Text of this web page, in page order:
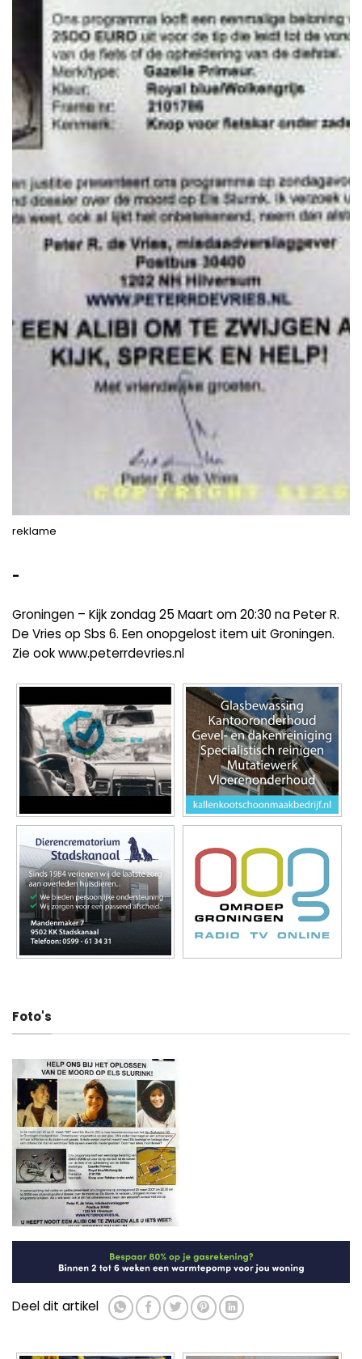
reklame
-
Groningen – Kijk zondag 25 Maart om 20:30 na Peter R.
De Vries op Sbs 6. Een onopgelost item uit Groningen.
Zie ook www.peterrdevries.nl
Foto's
112Kort: Trekker gekanteld bij Ee(Fr.)